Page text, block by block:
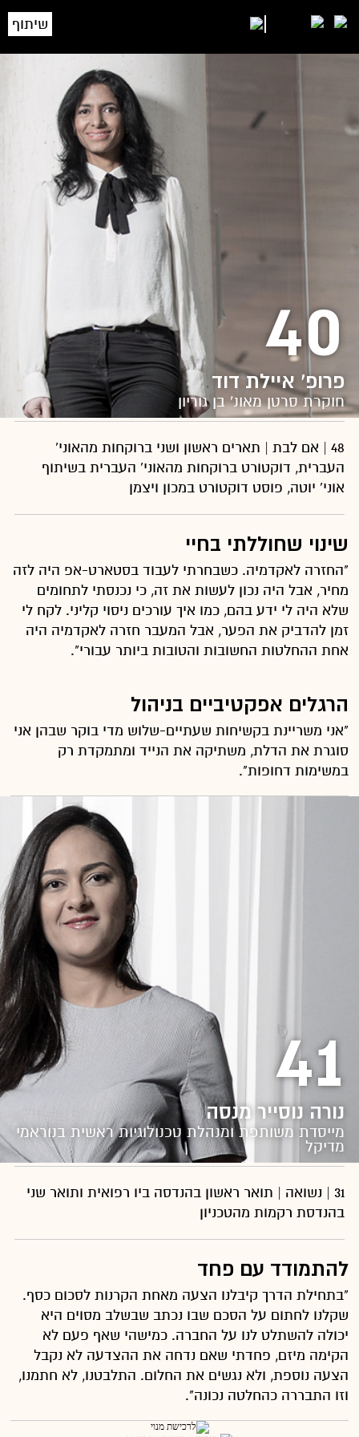
שיתוף
40
פרופ' איילת דוד
חוקרת סרטן מאונ' בן גוריון
48 | אם לבת | תארים ראשון ושני ברוקחות מהאוני'
העברית, דוקטורט ברוקחות מהאוני' העברית בשיתוף
אוני' יוטה, פוסט דוקטורט במכון ויצמן
שינוי שחוללתי בחיי
"החזרה לאקדמיה. כשבחרתי לעבוד בסטארט-אפ היה לזה
מחיר, אבל היה נכון לעשות את זה, כי נכנסתי לתחומים
שלא היה לי ידע בהם, כמו איך עורכים ניסוי קליני. לקח לי
זמן להדביק את הפער, אבל המעבר חזרה לאקדמיה היה
אחת ההחלטות החשובות והטובות ביותר עבורי".
הרגלים אפקטיביים בניהול
"אני משריינת בקשיחות שעתיים-שלוש מדי בוקר שבהן אני
סוגרת את הדלת, משתיקה את הנייד ומתמקדת רק
במשימות דחופות".
41
נורה נוסייר מנסה
מייסדת משותפת ומנהלת טכנולוגיות ראשית בנוראמי
מדיקל
31 | נשואה | תואר ראשון בהנדסה ביו רפואית ותואר שני
בהנדסת רקמות מהטכניון
להתמודד עם פחד
"בתחילת הדרך קיבלנו הצעה מאחת הקרנות לסכום כסף.
שקלנו לחתום על הסכם שבו נכתב שבשלב מסוים היא
יכולה להשתלט לנו על החברה. כמישהי שאף פעם לא
הקימה מיזם, פחדתי שאם נדחה את ההצדעה לא נקבל
הצעה נוספת, ולא נגשים את החלום. התלבטנו, לא חתמנו,
וזו התבררה כהחלטה נכונה".